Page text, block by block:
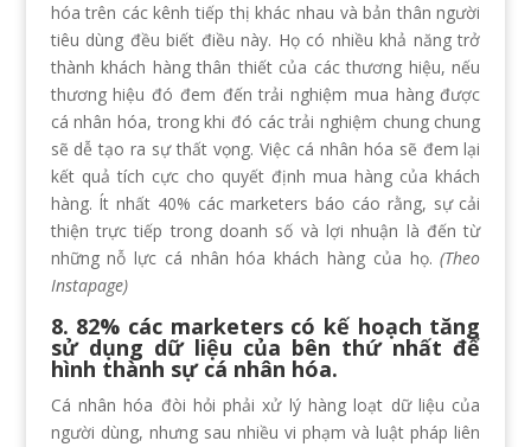
hóa trên các kênh tiếp thị khác nhau và bản thân người
tiêu dùng đều biết điều này. Họ có nhiều khả năng trở
thành khách hàng thân thiết của các thương hiệu, nếu
thương hiệu đó đem đến trải nghiệm mua hàng được
cá nhân hóa, trong khi đó các trải nghiệm chung chung
sẽ dễ tạo ra sự thất vọng. Việc cá nhân hóa sẽ đem lại
kết quả tích cực cho quyết định mua hàng của khách
hàng. Ít nhất 40% các marketers báo cáo rằng, sự cải
thiện trực tiếp trong doanh số và lợi nhuận là đến từ
những nỗ lực cá nhân hóa khách hàng của họ. (Theo
Instapage)
8. 82% các marketers có kế hoạch tăng
sử dụng dữ liệu của bên thứ nhất để
hình thành sự cá nhân hóa.
Cá nhân hóa đòi hỏi phải xử lý hàng loạt dữ liệu của
người dùng, nhưng sau nhiều vi phạm và luật pháp liên